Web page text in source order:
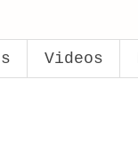
Videos